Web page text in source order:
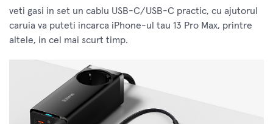
veti gasi in set un cablu USB-C/USB-C practic, cu ajutorul
caruia va puteti incarca iPhone-ul tau 13 Pro Max, printre
altele, in cel mai scurt timp.